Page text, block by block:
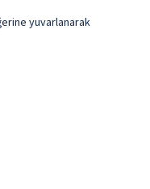
yuvarlanarak